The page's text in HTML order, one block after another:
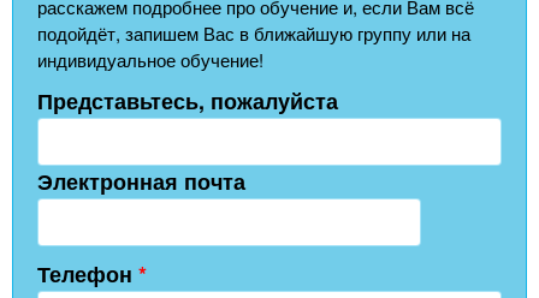
расскажем подробнее про обучение и, если Вам всё
подойдёт, запишем Вас в ближайшую группу или на
индивидуальное обучение!
Представьтесь, пожалуйста
Электронная почта
Телефон *